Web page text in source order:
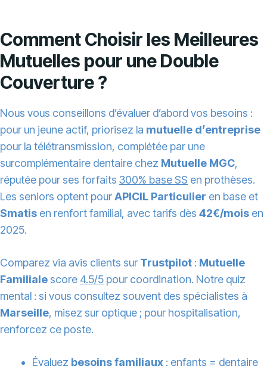
Comment Choisir les Meilleures
Mutuelles pour une Double
Couverture ?
Nous vous conseillons d’évaluer d’abord vos besoins :
pour un jeune actif, priorisez la mutuelle d’entreprise
pour la télétransmission, complétée par une
surcomplémentaire dentaire chez Mutuelle MGC,
réputée pour ses forfaits 300% base SS en prothèses.
Les seniors optent pourAPICIL Particulier en base et
Smatis en renfort familial, avec tarifs dès 42€/mois en
2025.
Comparez via avis clients sur Trustpilot : Mutuelle
Familiale score 4.5/5 pour coordination. Notre quiz
mental : si vous consultez souvent des spécialistes à
Marseille, misez sur optique ; pour hospitalisation,
renforcez ce poste.
Évaluez besoins familiaux : enfants = dentaire